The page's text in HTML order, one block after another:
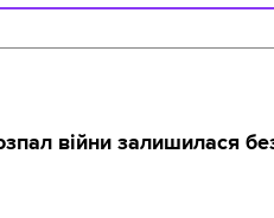
війни залишилася